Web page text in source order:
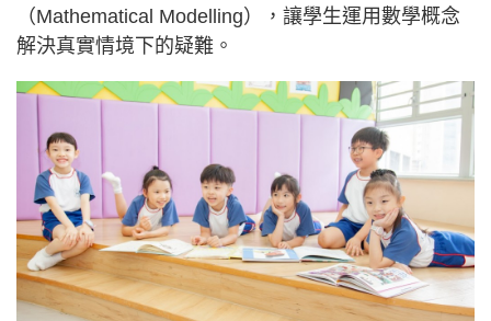
（Mathematical Modelling），讓學生運用數學概念
解決真實情境下的疑難。